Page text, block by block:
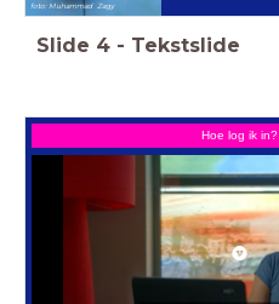
foto: Muhammad Zagy
Slide 4 - Tekstslide
Hoe log ik in?